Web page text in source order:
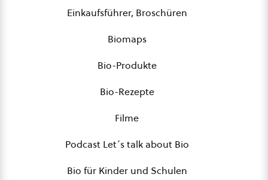
Einkaufsführer, Broschüren
Biomaps
Bio-Produkte
Bio-Rezepte
Filme
Podcast Let´s talk about Bio
Bio für Kinder und Schulen